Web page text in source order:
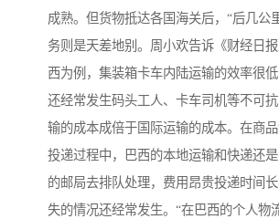
成熟。但货物抵达各国海关后，“后几公
务则是天差地别。周小欢告诉《财经日
西为例，集装箱卡车内陆运输的效率很低
还经常发生码头工人、卡车司机等不可
输的成本成倍于国际运输的成本。在商
投递过程中，巴西的本地运输和快递还
的邮局去排队处理，费用昂贵投递时间
失的情况还经常发生。“在巴西的个人物